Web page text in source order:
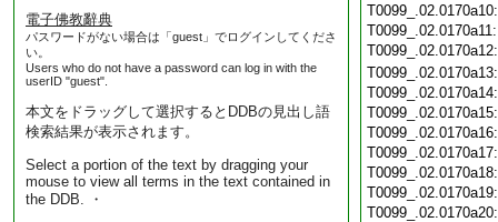
電子佛教辭典
パスワードがない場合は「guest」でログインしてくださ
い。
Users who do not have a password can log in with the
userID "guest".
本文をドラッグして選択するとDDBの見出し語
検索結果が表示されます。
Select a portion of the text by dragging your
mouse to view all terms in the text contained in
the DDB. ・